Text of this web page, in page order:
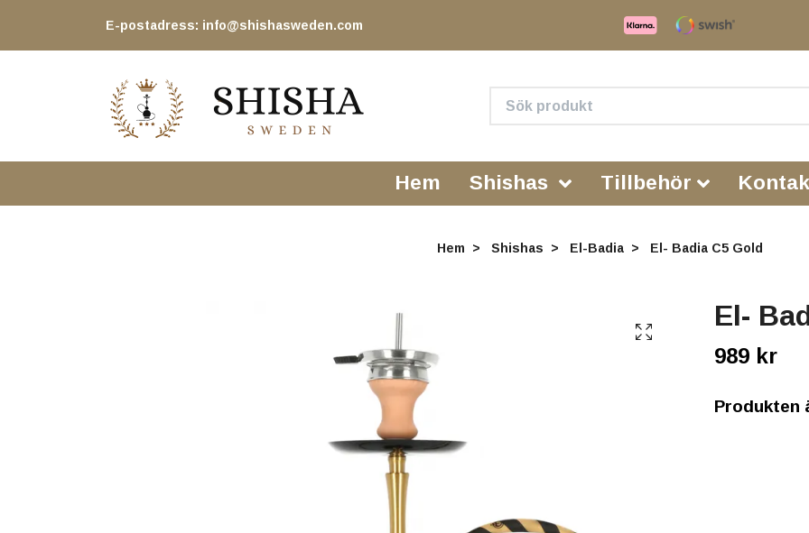
E-postadress: info@shishasweden.com
Hem Shishas Tillbehör
Hem Shishas El-Badia El- Badia C5 Gold
El-
989 kr
Produkten